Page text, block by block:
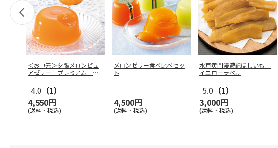
＜お中元＞夕張メロンピュ
アゼリー プレミアム １
２個
4.0 （1）
4,550円
(送料・税込)
メロンゼリー食べ比べセッ
ト
4,500円
(送料・税込)
水戸黄門漫遊記ほしいも
イエローラベル
5.0 （1）
3,000円
(送料・税込)